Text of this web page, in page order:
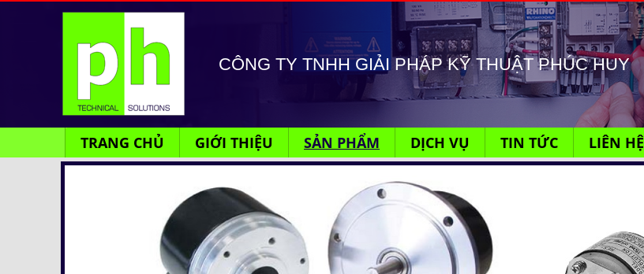
CÔNG TY TNHH GIẢI PHÁP KỸ THUẬT PHÚC HUY
TRANG CHỦ GIỚI THIỆU SẢN PHẨM DỊCH VỤ TIN TỨC LIÊN HỆ